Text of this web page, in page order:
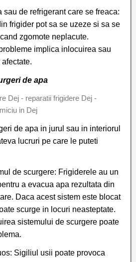
sau de refrigerant care se freaca:
frigider pot sa se uzeze si sa se
zgomote neplacute.
implica inlocuirea sau
de apa
de apa in jurul sau in interiorul
lucruri pe care le puteti
de scurgere: Frigiderele au un
a evacua apa rezultata din
Daca acest sistem este blocat
scurge in locuri neasteptate.
sistemului de scurgere poate
Sigiliul usii poate provoca